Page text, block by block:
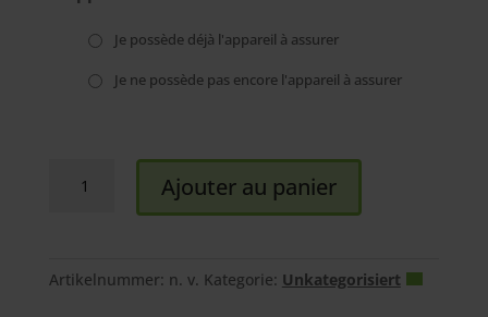
Je possède déjà l'appareil à assurer
Je ne possède pas encore l'appareil à assurer
Komfort
Menge
Ajouter au panier
Artikelnummer: n. v. Kategorie: Unkategorisiert